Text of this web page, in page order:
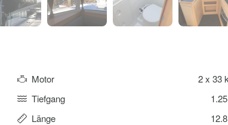
Motor
2 x 33
Tiefgang
Länge